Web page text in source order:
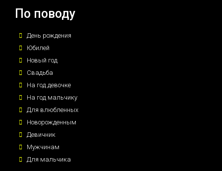
По поводу
День рождения
Юбилей
Новый год
Свадьба
На год девочке
На год мальчику
Для влюбленных
Новорожденным
Девичник
Мужчинам
Для мальчика